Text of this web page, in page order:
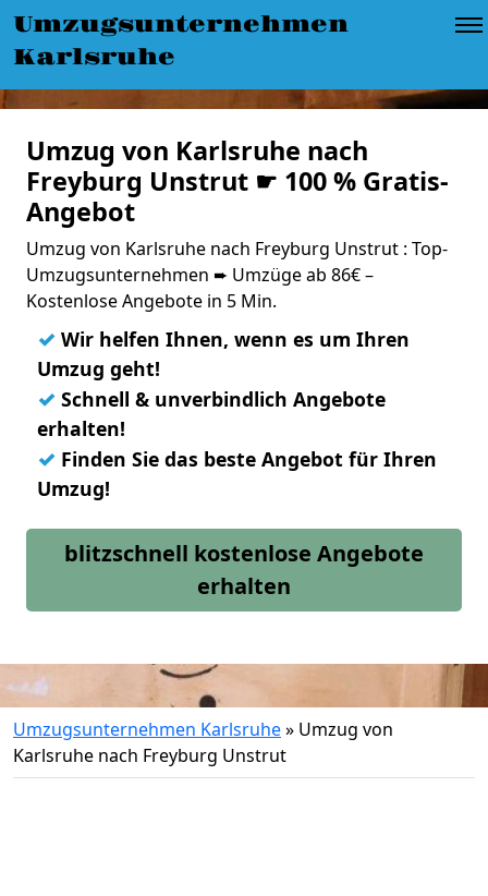
Umzugsunternehmen
Karlsruhe
Umzug von Karlsruhe nach
Freyburg Unstrut ☛ 100 % Gratis-
Angebot
Umzug von Karlsruhe nach Freyburg Unstrut : Top-
Umzugsunternehmen ➨ Umzüge ab 86€ –
Kostenlose Angebote in 5 Min.
✓ Wir helfen Ihnen, wenn es um Ihren
Umzug geht!
✓ Schnell & unverbindlich Angebote
erhalten!
✓ Finden Sie das beste Angebot für Ihren
Umzug!
blitzschnell kostenlose Angebote
erhalten
Umzugsunternehmen Karlsruhe» Umzug von
Karlsruhe nach Freyburg Unstrut